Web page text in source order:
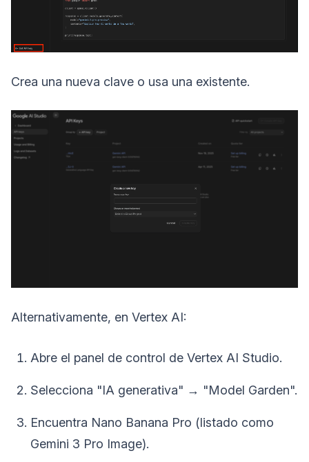
Crea una nueva clave o usa una existente.
Alternativamente, en Vertex AI:
Abre el panel de control de Vertex AI Studio.
Selecciona "IA generativa" → "Model Garden".
Encuentra Nano Banana Pro (listado como
Gemini 3 Pro Image).